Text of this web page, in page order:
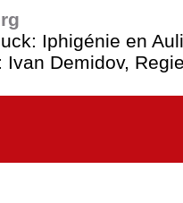
Iphigénie en
Demidov,